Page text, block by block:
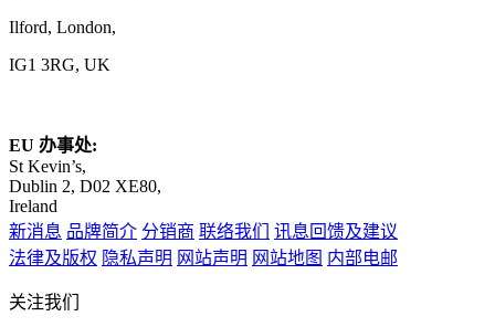
Ilford, London,
IG1 3RG, UK
EU 办事处:
St Kevin’s,
Dublin 2, D02 XE80,
Ireland
新消息 品牌简介 分销商 联络我们
讯息回馈及建议
法律及版权 隐私声明 网站声明 网站地图 内部电邮
关注我们